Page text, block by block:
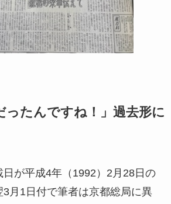
ったんですね！」過去形に
が平成4年（1992）2月28日の
3月1日付で筆者は京都総局に異